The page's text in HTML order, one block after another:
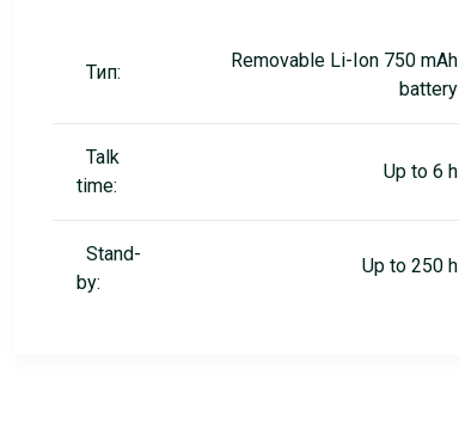
Тип:
Removable Li-Ion 750 mAh
battery
Talk
time:
Up to 6 h
Stand-
by:
Up to 250 h